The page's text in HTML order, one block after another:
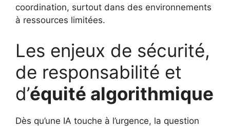
coordination, surtout dans des environnements
à ressources limitées.
Les enjeux de sécurité,
de responsabilité et
d’équité algorithmique
Dès qu’une IA touche à l’urgence, la question